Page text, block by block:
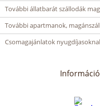
További állatbarát szállodák
További apartmanok,
Csomagajánlatok